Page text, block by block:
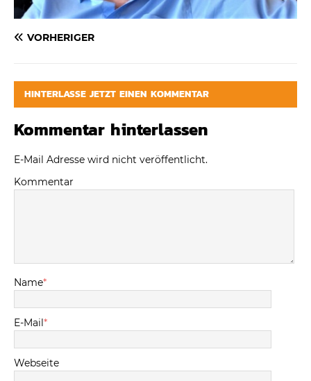
VORHERIGER
HINTERLASSE JETZT EINEN KOMMENTAR
Kommentar hinterlassen
E-Mail Adresse wird nicht veröffentlicht.
Kommentar
Name*
E-Mail*
Webseite